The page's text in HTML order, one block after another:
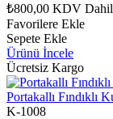
₺800,00 KDV Dahil
Favorilere Ekle
Sepete Ekle
Ürünü İncele
Ücretsiz Kargo
Portakallı Fındıklı
K-1008